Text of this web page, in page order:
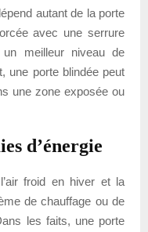
autant de la porte
avec une serrure
meilleur niveau de
une porte blindée peut
une zone exposée ou
d’énergie
froid en hiver et la
de chauffage ou de
les faits, une porte